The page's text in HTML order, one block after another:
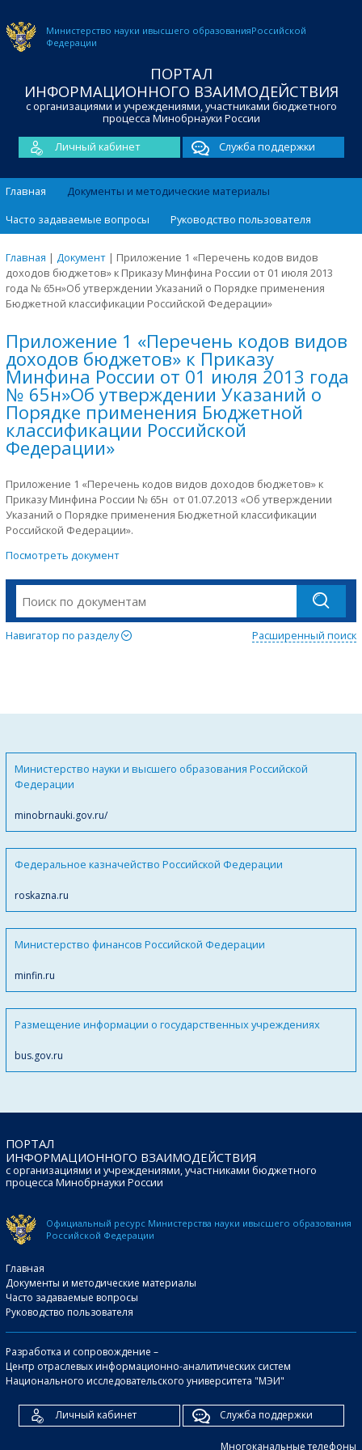
Министерство науки ивысшего образованияРоссийской
Федерации
ПОРТАЛ
ИНФОРМАЦИОННОГО ВЗАИМОДЕЙСТВИЯ
с организациями и учреждениями, участниками бюджетного
процесса Минобрнауки России
Личный кабинет
Служба поддержки
Главная
Документы и методические материалы
Часто задаваемые вопросы
Руководство пользователя
Главная | Документ | Приложение 1 «Перечень кодов видов
доходов бюджетов» к Приказу Минфина России от 01 июля 2013
года № 65н»Об утверждении Указаний о Порядке применения
Бюджетной классификации Российской Федерации»
Приложение 1 «Перечень кодов видов
доходов бюджетов» к Приказу
Минфина России от 01 июля 2013 года
№ 65н»Об утверждении Указаний о
Порядке применения Бюджетной
классификации Российской
Федерации»
Приложение 1 «Перечень кодов видов доходов бюджетов» к
Приказу Минфина России № 65н от 01.07.2013 «Об утверждении
Указаний о Порядке применения Бюджетной классификации
Российской Федерации».
Посмотреть документ
Навигатор по разделу Расширенный поиск
Министерство науки и высшего образования Российской
Федерации
minobrnauki.gov.ru/
Федеральное казначейство Российской Федерации
roskazna.ru
Министерство финансов Российской Федерации
minfin.ru
Размещение информации о государственных учреждениях
bus.gov.ru
ПОРТАЛ
ИНФОРМАЦИОННОГО ВЗАИМОДЕЙСТВИЯ
с организациями и учреждениями, участниками бюджетного
процесса Минобрнауки России
Официальный ресурс Министерства науки ивысшего образования
Российской Федерации
Главная
Документы и методические материалы
Часто задаваемые вопросы
Руководство пользователя
Разработка и сопровождение –
Центр отраслевых информационно-аналитических систем
Национального исследовательского университета "МЭИ"
Личный кабинет Служба поддержки
Многоканальные телефоны